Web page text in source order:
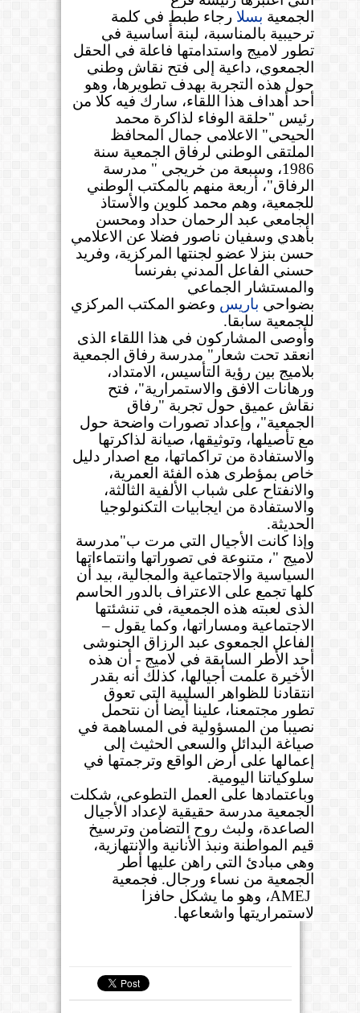
الجمعية بسلا رجاء طبط في كلمة
ترحيبية بالمناسبة، لبنة أساسية في
تطور لاميج واستدامتها فاعلة في الحقل
الجمعوي، داعية إلى فتح نقاش وطني
حول هذه التجربة بهدف تطويرها، وهو
أحد أهداف هذا اللقاء، سارك فيه كلا من
رئيس "حلقة الوفاء لذاكرة محمد
الحيحي" الاعلامي جمال المحافظ
الملتقى الوطني لرفاق الجمعية سنة
1986، وسبعة من خريجي " مدرسة
الرفاق"، أربعة منهم بالمكتب الوطني
للجمعية، وهم محمد كلوين والأستاذ
الجامعي عبد الرحمان حداد ومحسن
بأهدي وسفيان ناصور فضلا عن الاعلامي
حسن بنزلا عضو لجنتها المركزية، وفريد
حسني الفاعل المدني بفرنسا
والمستشار الجماعي
بضواحي باريس وعضو المكتب المركزي
للجمعية سابقا.
وأوصى المشاركون في هذا اللقاء الذى
انعقد تحت شعار" مدرسة رفاق الجمعية
بلاميج بين رؤية التأسيس، الامتداد،
ورهانات الافق والاستمرارية"، فتح
نقاش عميق حول تجربة "رفاق
الجمعية"، وإعداد تصورات واضحة حول
مع تأصيلها، وتوثيقها، صيانة لذاكرتها
والاستفادة من تراكماتها، مع اصدار دليل
خاص بمؤطرى هذه الفئة العمرية،
والانفتاح على شباب الألفية الثالثة،
والاستفادة من ايجابيات التكنولوجيا
الحديثة.
وإذا كانت الأجيال التي مرت ب"مدرسة
لاميج "، متنوعة في تصوراتها وانتماءاتها
السياسية والاجتماعية والمجالية، بيد أن
كلها تجمع على الاعتراف بالدور الحاسم
الذى لعبته هذه الجمعية، في تنشئتها
الاجتماعية ومساراتها، وكما يقول –
الفاعل الجمعوى عبد الرزاق الحنوشى
أحد الأطر السابقة في لاميج - أن هذه
الأخيرة علمت أجيالها، كذلك أنه بقدر
انتقادنا للظواهر السلبية التي تعوق
تطور مجتمعنا، علينا أيضا أن نتحمل
نصيبا من المسؤولية في المساهمة في
صياغة البدائل والسعي الحثيث إلى
إعمالها على أرض الواقع وترجمتها في
سلوكياتنا اليومية.
وباعتمادها على العمل التطوعي، شكلت
الجمعية مدرسة حقيقية لإعداد الأجيال
الصاعدة، ولبث روح التضامن وترسيخ
قيم المواطنة ونبذ الأنانية والانتهازية،
وهي مبادئ التي راهن عليها أطر
الجمعية من نساء ورجال. فجمعية
AMEJ، وهو ما يشكل حافزا
لاستمراريتها واشعاعها.